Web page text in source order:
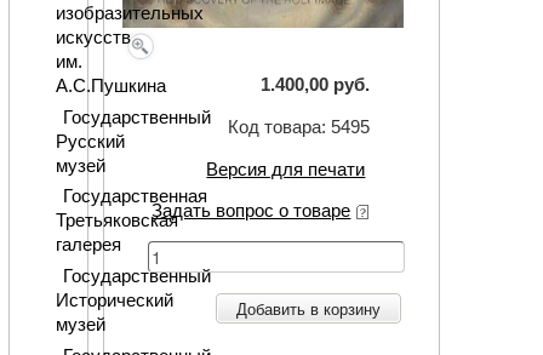
1.400,00 руб.
Код товара: 5495
Версия для печати
Задать вопрос о товаре
Добавить в корзину
изобразительных
искусств
им.
А.С.Пушкина
Государственный
Русский
музей
Государственная
Третьяковская
галерея
Государственный
Исторический
музей